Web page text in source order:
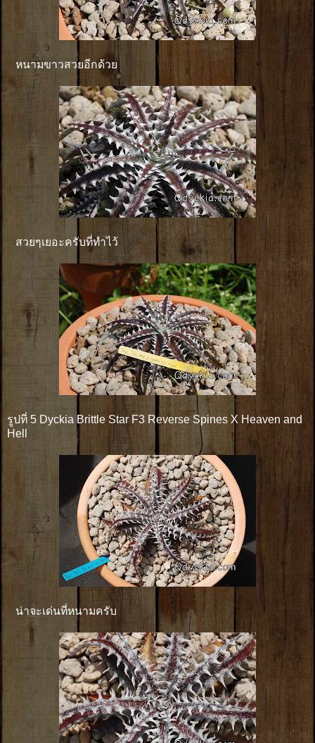
หนามขาวสวยอีกด้วย
สวยๆเยอะครับที่ทำไว้
รูปที่ 5 Dyckia Brittle Star F3 Reverse Spines X Heaven and
Hell
น่าจะเด่นที่หนามครับ